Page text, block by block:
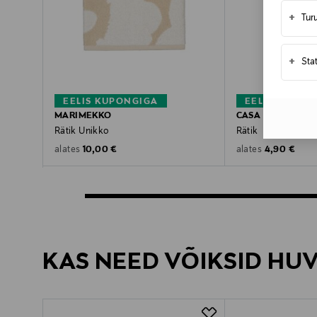
+
+
EELIS KUPONGIGA
MARIMEKKO
Rätik Unikko
alates Original Price
10,00 €
EELIS
CASA STOCKMANN
Rätik
alates Original Price
4,90 €
KAS NEED VÕIKSID